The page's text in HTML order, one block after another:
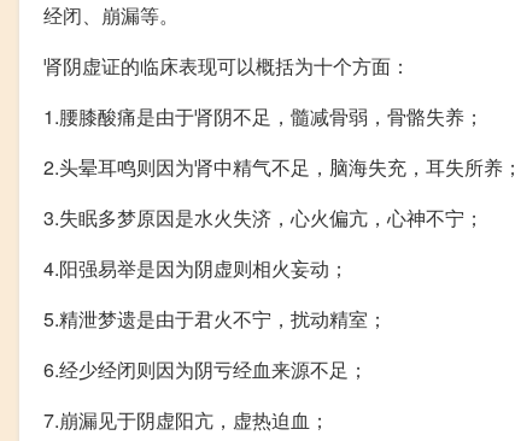
经闭、崩漏等。
肾阴虚证的临床表现可以概括为十个方面：
1.腰膝酸痛是由于肾阴不足，髓减骨弱，骨骼失养；
2.头晕耳鸣则因为肾中精气不足，脑海失充，耳失所养；
3.失眠多梦原因是水火失济，心火偏亢，心神不宁；
4.阳强易举是因为阴虚则相火妄动；
5.精泄梦遗是由于君火不宁，扰动精室；
6.经少经闭则因为阴亏经血来源不足；
7.崩漏见于阴虚阳亢，虚热迫血；